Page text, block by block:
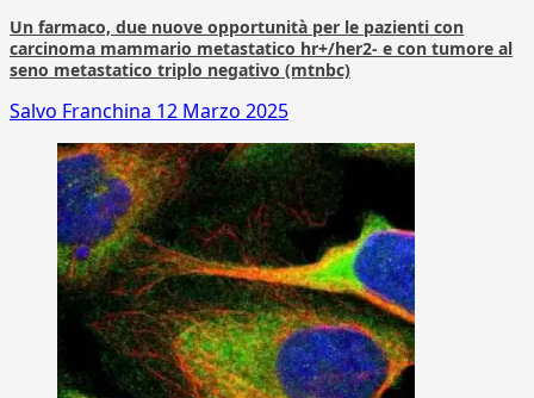
Un farmaco, due nuove opportunità per le pazienti con
carcinoma mammario metastatico hr+/her2- e con tumore al
seno metastatico triplo negativo (mtnbc)
Salvo Franchina 12 Marzo 2025